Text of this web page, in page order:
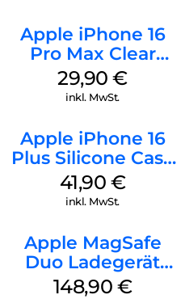
Apple iPhone 16
Pro Max Clear
Case MagSafe
Transparent
29,90€
inkl. MwSt.
Apple iPhone 16
Plus Silicone Case
MagSafe Stone
Gray
41,90 €
inkl. MwSt.
Apple MagSafe
Duo Ladegerät
Weiß
148,90 €